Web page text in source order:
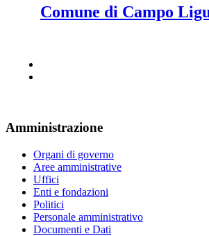
Comune di Campo
Amministrazione
Organi di governo
Aree amministrative
Uffici
Enti e fondazioni
Politici
Personale amministrativo
Documenti e Dati